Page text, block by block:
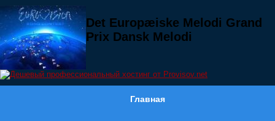
Det Europæiske Melodi Grand
Prix Dansk Melodi
Главная